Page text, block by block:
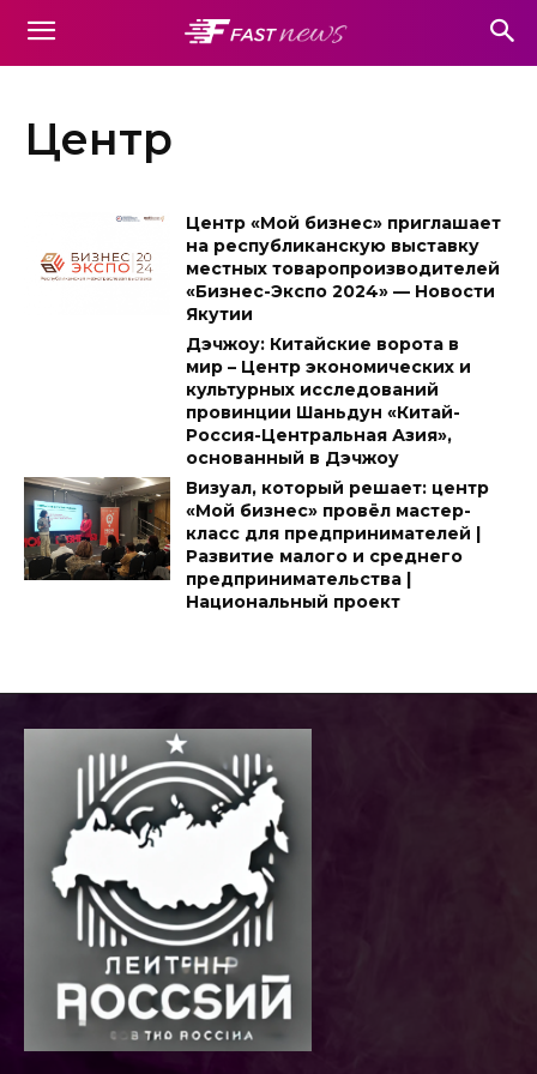
Центр
Центр «Мой бизнес» приглашает
на республиканскую выставку
местных товаропроизводителей
«Бизнес-Экспо 2024» — Новости
Якутии
Дэчжоу: Китайские ворота в
мир – Центр экономических и
культурных исследований
провинции Шаньдун «Китай-
Россия-Центральная Азия»,
основанный в Дэчжоу
Визуал, который решает: центр
«Мой бизнес» провёл мастер-
класс для предпринимателей |
Развитие малого и среднего
предпринимательства |
Национальный проект